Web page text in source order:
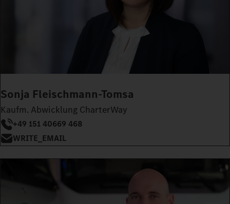
Sonja Fleischmann-Tomsa
Kaufm. Abwicklung CharterWay
+49 151 40669 468
WRITE_EMAIL